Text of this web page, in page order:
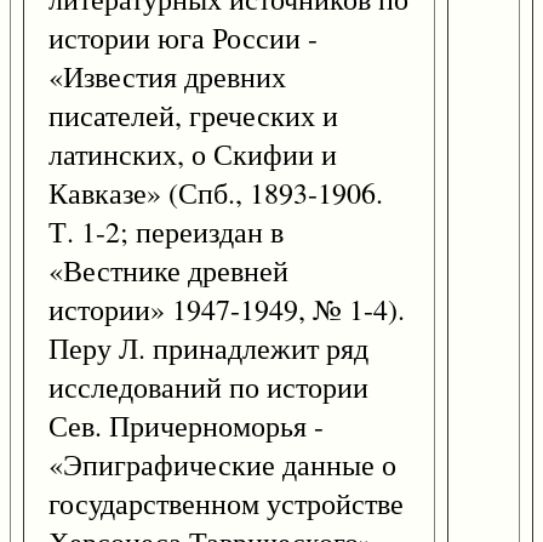
истории юга России -
«Известия древних
писателей, греческих и
латинских, о Скифии и
Кавказе» (Спб., 1893-1906.
Т. 1-2; переиздан в
«Вестнике древней
истории» 1947-1949, № 1-4).
Перу Л. принадлежит ряд
исследований по истории
Сев. Причерноморья -
«Эпиграфические данные о
государственном устройстве